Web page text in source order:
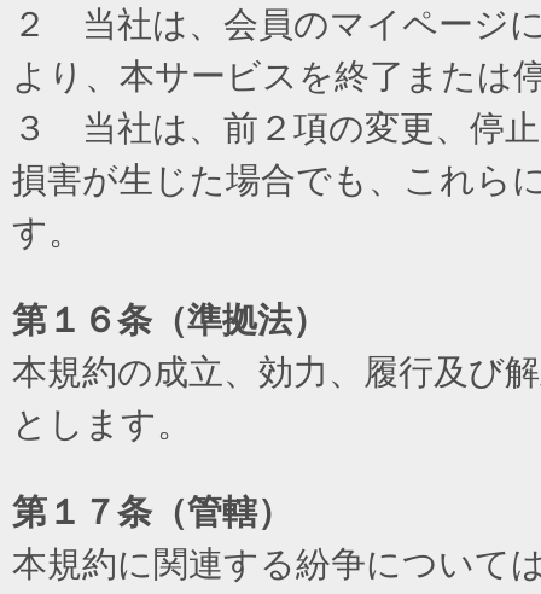
２ 当社は、会員のマイページ
より、本サービスを終了または
３ 当社は、前２項の変更、停
損害が生じた場合でも、これら
す。
第１６条（準拠法）
本規約の成立、効力、履行及び
とします。
第１７条（管轄）
本規約に関連する紛争について